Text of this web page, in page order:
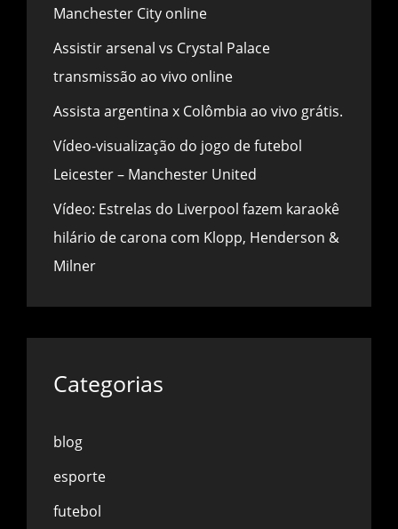
Manchester City online
Assistir arsenal vs Crystal Palace
transmissão ao vivo online
Assista argentina x Colômbia ao vivo grátis.
Vídeo-visualização do jogo de futebol
Leicester – Manchester United
Vídeo: Estrelas do Liverpool fazem karaokê
hilário de carona com Klopp, Henderson &
Milner
Categorias
blog
esporte
futebol